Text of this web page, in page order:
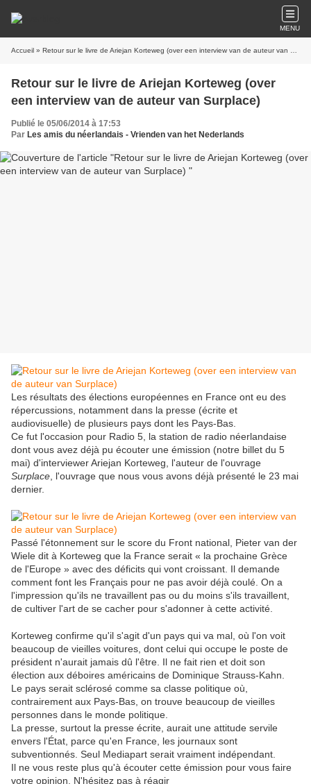
MENU
Accueil » Retour sur le livre de Ariejan Korteweg (over een interview van de auteur van Surplace)
Retour sur le livre de Ariejan Korteweg (over
een interview van de auteur van Surplace)
Publié le 05/06/2014 à 17:53
Par Les amis du néerlandais - Vrienden van het Nederlands
Les résultats des élections européennes en France ont eu des
répercussions, notamment dans la presse (écrite et
audiovisuelle) de plusieurs pays dont les Pays-Bas.
Ce fut l'occasion pour Radio 5, la station de radio néerlandaise
dont vous avez déjà pu écouter une émission (notre billet du 5
mai) d'interviewer Ariejan Korteweg, l'auteur de l'ouvrage
Surplace , l'ouvrage que nous vous avons déjà présenté le 23 mai
dernier.
Passé l'étonnement sur le score du Front national, Pieter van der
Wiele dit à Korteweg que la France serait « la prochaine Grèce
de l'Europe » avec des déficits qui vont croissant. Il demande
comment font les Français pour ne pas avoir déjà coulé. On a
l'impression qu'ils ne travaillent pas ou du moins s'ils travaillent,
de cultiver l'art de se cacher pour s'adonner à cette activité.
Korteweg confirme qu'il s'agit d'un pays qui va mal, où l'on voit
beaucoup de vieilles voitures, dont celui qui occupe le poste de
président n'aurait jamais dû l'être. Il ne fait rien et doit son
élection aux déboires américains de Dominique Strauss-Kahn.
Le pays serait sclérosé comme sa classe politique où,
contrairement aux Pays-Bas, on trouve beaucoup de vieilles
personnes dans le monde politique.
La presse, surtout la presse écrite, aurait une attitude servile
envers l'État, parce qu'en France, les journaux sont
subventionnés. Seul Mediapart serait vraiment indépendant.
Il ne vous reste plus qu'à écouter cette émission pour vous faire
votre opinion. N'hésitez pas à réagir